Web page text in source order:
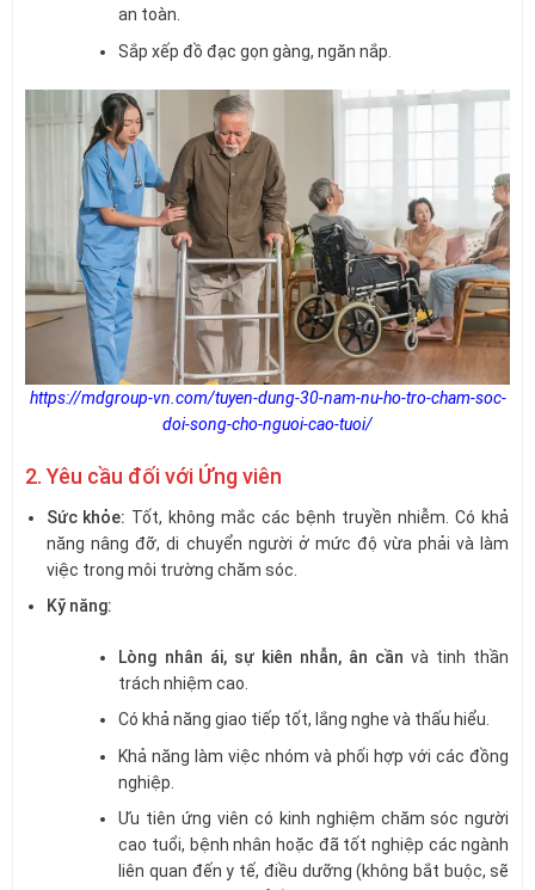
an toàn.
Sắp xếp đồ đạc gọn gàng, ngăn nắp.
https://mdgroup-vn.com/tuyen-dung-30-nam-nu-ho-tro-cham-soc-
doi-song-cho-nguoi-cao-tuoi/
2. Yêu cầu đối với Ứng viên
Sức khỏe: Tốt, không mắc các bệnh truyền nhiễm. Có khả
năng nâng đỡ, di chuyển người ở mức độ vừa phải và làm
việc trong môi trường chăm sóc.
Kỹ năng:
Lòng nhân ái, sự kiên nhẫn, ân cần và tinh thần
trách nhiệm cao.
Có khả năng giao tiếp tốt, lắng nghe và thấu hiểu.
Khả năng làm việc nhóm và phối hợp với các đồng
nghiệp.
Ưu tiên ứng viên có kinh nghiệm chăm sóc người
cao tuổi, bệnh nhân hoặc đã tốt nghiệp các ngành
liên quan đến y tế, điều dưỡng (không bắt buộc, sẽ